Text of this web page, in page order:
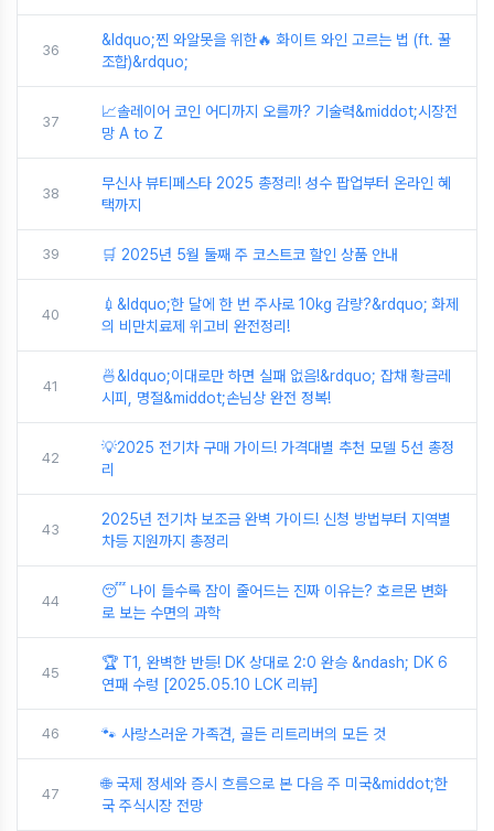
36
&ldquo;찐 와알못을 위한🔥 화이트 와인 고르는 법 (ft. 꿀
조합)&rdquo;
37
📈솔레이어 코인 어디까지 오를까? 기술력&middot;시장전
망 A to Z
38
무신사 뷰티페스타 2025 총정리! 성수 팝업부터 온라인 혜
택까지
39 🛒 2025년 5월 둘째 주 코스트코 할인 상품 안내
40
💉&ldquo;한 달에 한 번 주사로 10kg 감량?&rdquo; 화제
의 비만치료제 위고비 완전정리!
41
🍜&ldquo;이대로만 하면 실패 없음!&rdquo; 잡채 황금레
시피, 명절&middot;손님상 완전 정복!
42
💡2025 전기차 구매 가이드! 가격대별 추천 모델 5선 총정
리
43
2025년 전기차 보조금 완벽 가이드! 신청 방법부터 지역별
차등 지원까지 총정리
44
😴 나이 들수록 잠이 줄어드는 진짜 이유는? 호르몬 변화
로 보는 수면의 과학
45
🏆 T1, 완벽한 반등! DK 상대로 2:0 완승 &ndash; DK 6
연패 수렁 [2025.05.10 LCK 리뷰]
46 🐾 사랑스러운 가족견, 골든 리트리버의 모든 것
47
🌐 국제 정세와 증시 흐름으로 본 다음 주 미국&middot;한
국 주식시장 전망